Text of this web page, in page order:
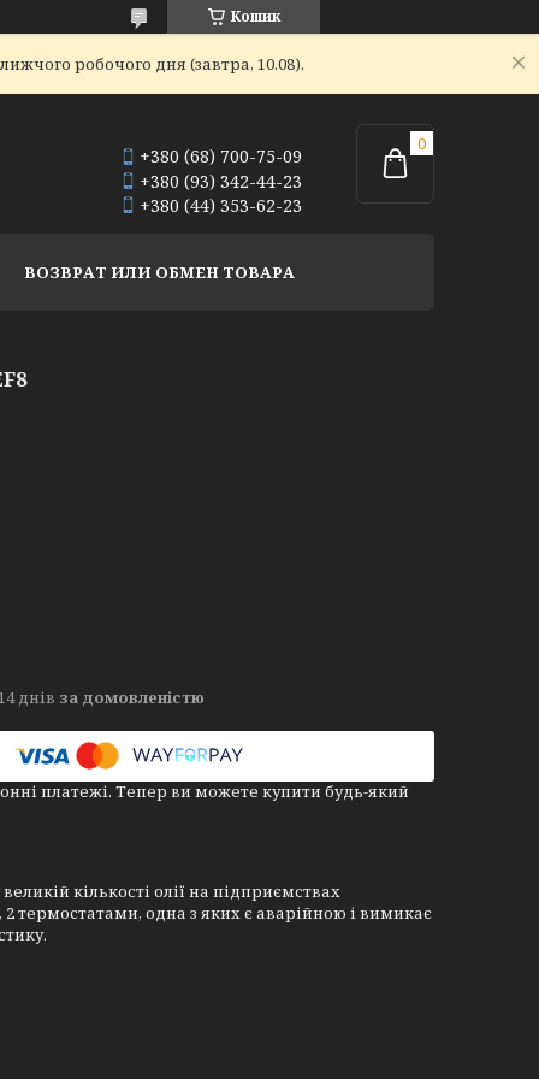
Кошик
робочого дня (завтра, 10.08).
+380 (68) 700-75-09
+380 (93) 342-44-23
+380 (44) 353-62-23
ВОЗВРАТ ИЛИ ОБМЕН ТОВАРА
днів за домовленістю
платежі. Тепер ви можете купити будь-який
кількості олії на підприємствах
термостатами, одна з яких є аварійною і вимикає